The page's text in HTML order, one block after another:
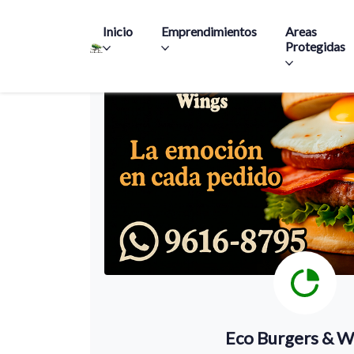
Inicio Emprendimientos
Areas
Protegidas
Eco Burgers &